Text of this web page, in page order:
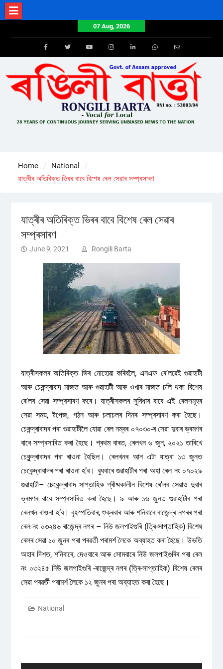
Skip
to
07 Aug, 2026
FacebookTwitterYoutube Email
Home
National
যাত্ৰীৰ অতিৰিক্ত ভিৰৰ বাবে বিশেষ ৰেল সেৱাৰ সম্প্ৰসাৰণ
যাত্ৰীৰ অতিৰিক্ত ভিৰৰ বাবে বিশেষ ৰেল সেৱাৰ
সম্প্ৰসাৰণ
June 9, 2021 Rongili Barta
যাত্ৰীসকলৰ অতিৰিক্ত ভিৰ নোহোৱা কৰিবলৈ, এনএফ ৰে’লৱেই গুৱাহাটী
আৰু চেকন্দ্ৰাবাদ মাজত আৰু গুৱাহাটী আৰু ওখাৰ মাজত চলি থকা বিশেষ
ৰে’লৰ সেৱা সম্প্ৰসাৰণ কৰে। যাত্ৰীসকলৰ সুবিধাৰ বাবে এই ৰেলসমূহৰ
সেৱা সময়, ষ্টপেজ, গঠন আৰু চলাচলৰ দিনৰ সম্প্ৰসাৰণ কৰা হৈছে।
চেকন্দ্ৰাবাদৰ পৰা গুৱাহাটীলৈ যোৱা ৰেল নম্বৰ ০৭০৩০-ৰ সেৱা দুবাৰ ভ্ৰমণৰ
বাবে সম্প্ৰসাৰিত কৰা হৈছে। প্ৰথম বাৰত, ৰেলখন ৬ জুন, ২০২১ তাৰিখে
চেকুন্দ্ৰাবাদৰ পৰা ৰাওনা হৈছিল। ৰেলখনৰ আন এটা যাত্ৰা ১৩ জুনত
চেকেন্দ্ৰাবাদৰ পৰা ৰাওনা হ’ব। বুধবাৰে গুৱাহাটীৰ পৰা অহা ৰেল নং ০৭০২৯
গুৱাহাটী– চেকেন্দ্ৰাবাদ সাপ্তাহিক গ্ৰীষ্মকালীন বিশেষ ৰে’লৰ সেৱাও দুবাৰ
ভ্ৰমণৰ বাবে সম্প্ৰসাৰিত কৰা হৈছে। ৯ আৰু ১৬ জুনত গুৱাহাটীৰ পৰা
ৰেলখন ৰাওনা হ’ব। বৃহস্পতিবাৰ, শুক্ৰবাৰ আৰু শনিবাৰে ৰাজেন্দ্ৰ নগৰৰ পৰা
ৰেল নং ০৩২৪৬ ৰাজেন্দ্ৰ নগৰ – নিউ জলপাইগুৰি (ত্ৰি-সাপ্তাহিক) বিশেষ
ৰেলৰ সেৱা ১০ জুনৰ পৰা পৰৱৰ্তী পৰামৰ্শ লৈকে অব্যাহত কৰা হৈছে। উভতি
অহাৰ দিশত, শনিবাৰে, দেওবাৰে আৰু সোমবাৰে নিউ জলপাইগুৰিৰ পৰা ৰেল
নং ০৩২৪৫ নিউ জলপাইগুৰি -ৰাজেন্দ্ৰ নগৰ (ত্ৰি-সাপ্তাহিক) বিশেষ ৰেলৰ
সেৱা পৰৱৰ্তী পৰামৰ্শ লৈকে ১২ জুনৰ পৰা অব্যাহত কৰা হৈছে।
National